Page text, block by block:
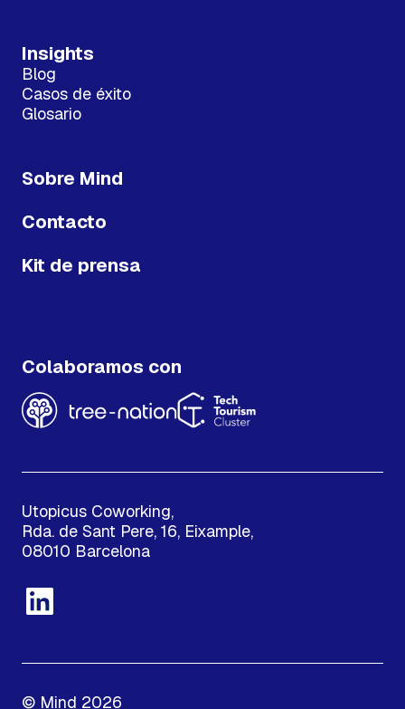
Insights
Blog
Casos de éxito
Glosario
Sobre Mind
Contacto
Kit de prensa
Colaboramos con
Utopicus Coworking,
Rda. de Sant Pere, 16, Eixample,
08010 Barcelona
© Mind 2026